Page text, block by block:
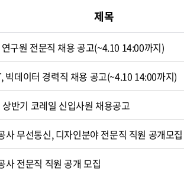
제목
구원 전문직 채용 공고(~4.10 14:00까지)
빅데이터 경력직 채용 공고(~4.10 14:00까지)
반기 코레일 신입사원 채용공고
사 무선통신, 디자인분야 전문직 직원 공개모집
사 전문직 직원 공개 모집